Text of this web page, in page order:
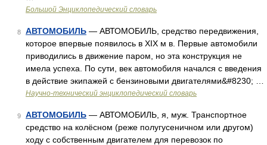
Большой Энциклопедический словарь
8 АВТОМОБИЛЬ — АВТОМОБИЛЬ, средство передвижения,
которое впервые появилось в XIX м в. Первые автомобили
приводились в движение паром, но эта конструкция не
имела успеха. По сути, век автомобиля начался с введения
в действие экипажей с бензиновыми двигателями&#8230; …
Научно-технический энциклопедический словарь
9 АВТОМОБИЛЬ — АВТОМОБИЛЬ, я, муж. Транспортное
средство на колёсном (реже полугусеничном или другом)
ходу с собственным двигателем для перевозок по